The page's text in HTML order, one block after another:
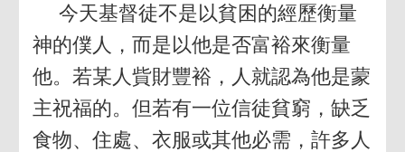
今天基督徒不是以貧困的經歷衡量
神的僕人，而是以他是否富裕來衡量
他。若某人貲財豐裕，人就認為他是蒙
主祝福的。但若有一位信徒貧窮，缺乏
食物、住處、衣服或其他必需，許多人